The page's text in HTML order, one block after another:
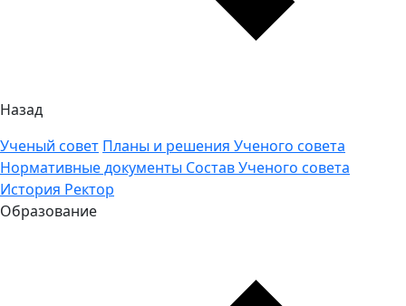
Назад
Ученый совет Планы и решения Ученого совета
Нормативные документы Состав Ученого совета
История Ректор
Образование